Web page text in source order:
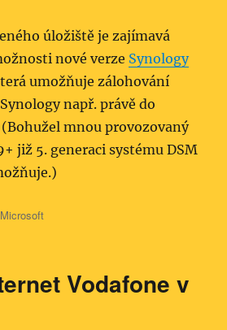
úložiště je zajímavá
nové verze Synology
umožňuje zálohování
např. právě do
mnou provozovaný
již 5. generaci systému DSM
Microsoft
Vodafone v